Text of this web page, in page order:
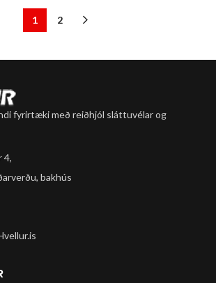
1 2
fyrirtæki með reiðhjól sláttuvélar og
4,
bakhús